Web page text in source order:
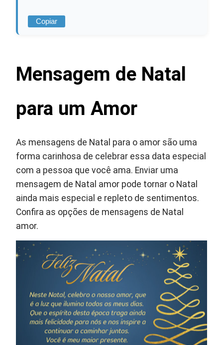
Copiar
Mensagem de Natal
para um Amor
As mensagens de Natal para o amor são uma
forma carinhosa de celebrar essa data especial
com a pessoa que você ama. Enviar uma
mensagem de Natal amor pode tornar o Natal
ainda mais especial e repleto de sentimentos.
Confira as opções de mensagens de Natal
amor.